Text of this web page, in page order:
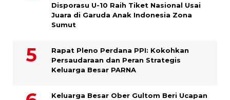
Disporasu U-10 Raih Tiket Nasional Usai
Juara di Garuda Anak Indonesia Zona
Sumut
Rapat Pleno Perdana PPI: Kokohkan
Persaudaraan dan Peran Strategis
Keluarga Besar PARNA
Keluarga Besar Ober Gultom Beri Ucapan